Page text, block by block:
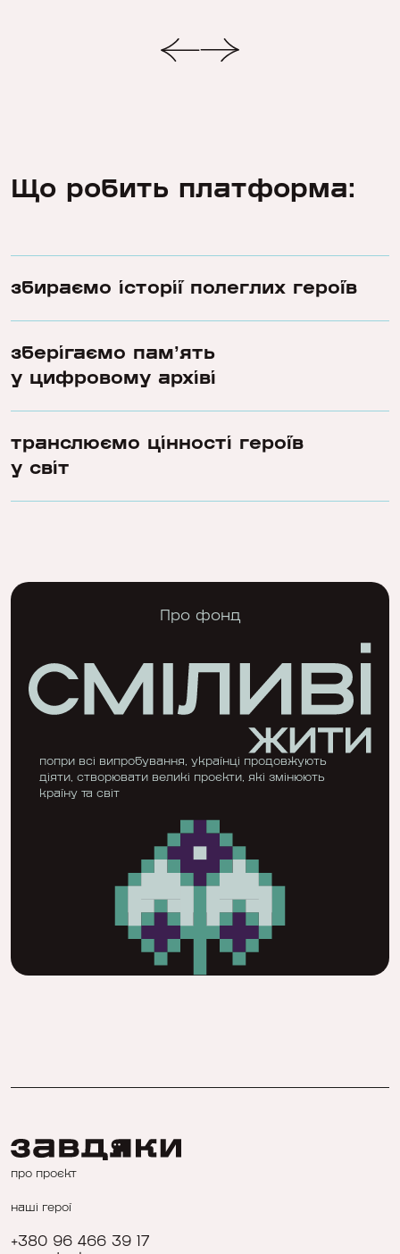
Що робить платформа:
збираємо історії полеглих героїв
зберігаємо памʼять
у цифровому архіві
транслюємо цінності героїв
у світ
Про фонд
попри всі випробування, українці продовжують
діяти, створювати великі проєкти, які змінюють
країну та світ
про проєкт
наші герої
+380 96 466 39 17